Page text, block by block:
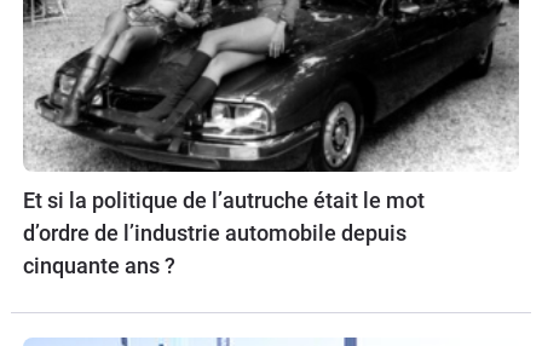
Et si la politique de l’autruche était le mot
d’ordre de l’industrie automobile depuis
cinquante ans ?